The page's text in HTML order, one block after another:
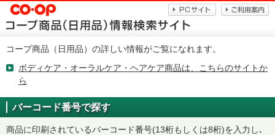
コープ商品（日用品）の詳しい情報がご覧になれます。
ボディケア・オーラルケア・ヘアケア商品は、こちらのサイトか
ら
バーコード番号で探す
商品に印刷されているバーコード番号(13桁もしくは8桁)を入力し､